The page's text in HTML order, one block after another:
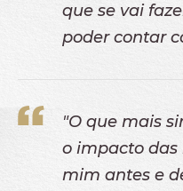
que se vai
poder contar
"O que mais
o impacto das
mim antes e